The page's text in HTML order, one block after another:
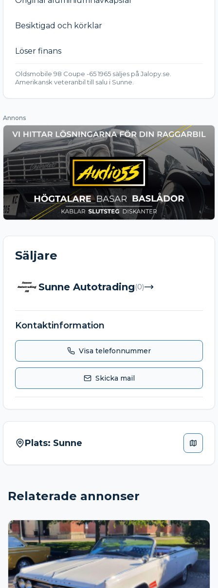
Besiktigad och körklar
Löser finans
Oldsmobile 98 Coupe -65 1965 säljes på Jalopy.se.
Amerikansk veteranbil till salu i Sunne.
Annons
Säljare
Sunne Autotrading(0)
Kontaktinformation
Visa telefonnummer
Skicka mail
Plats: Sunne
Relaterade annonser